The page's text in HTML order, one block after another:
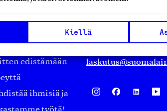
Kiellä
edistämään
ihmisiä ja
Finland